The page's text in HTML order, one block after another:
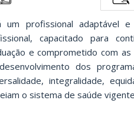
um profissional adaptável
capacitado para
e comprometido com
dos
integralidade,
o sistema de saúde